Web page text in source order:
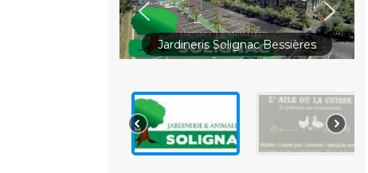
Jardineris Solignac Bessières